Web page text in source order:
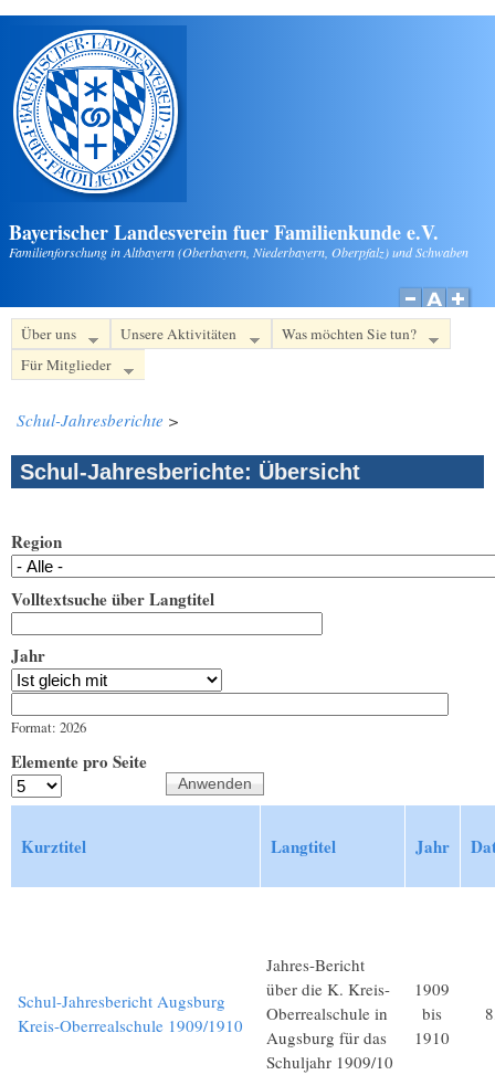
Direkt zum Inhalt
Bayerischer Landesverein fuer Familienkunde e.V.
Familienforschung in Altbayern (Oberbayern, Niederbayern, Oberpfalz) und Schwaben
Über uns Unsere Aktivitäten
Was möchten Sie tun?
Für Mitglieder
Schul-Jahresberichte >
Schul-Jahresberichte: Übersicht
Region
Volltextsuche über Langtitel
Jahr
Format: 2026
Elemente pro Seite
Kurztitel Langtitel Jahr
Schul-Jahresbericht Augsburg
Kreis-Oberrealschule 1909/1910
Jahres-Bericht
über die K. Kreis-
Oberrealschule in
Augsburg für das
Schuljahr 1909/10
1909
bis
1910